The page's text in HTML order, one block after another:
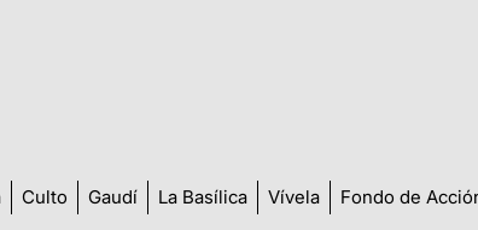
Culto Gaudí La Basílica Vívela Fondo de